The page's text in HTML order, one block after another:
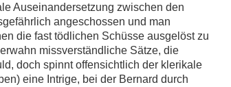
Auseinandersetzung zwischen den
angeschossen und man
die fast tödlichen Schüsse ausgelöst zu
missverständliche Sätze, die
doch spinnt offensichtlich der klerikale
eine Intrige, bei der Bernard durch